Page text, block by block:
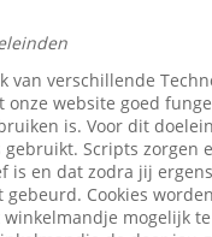
van verschillende
onze website goed
is. Voor dit
gebruikt. Scripts zorgen
is en dat zodra jij
gebeurd. Cookies
mogelijk